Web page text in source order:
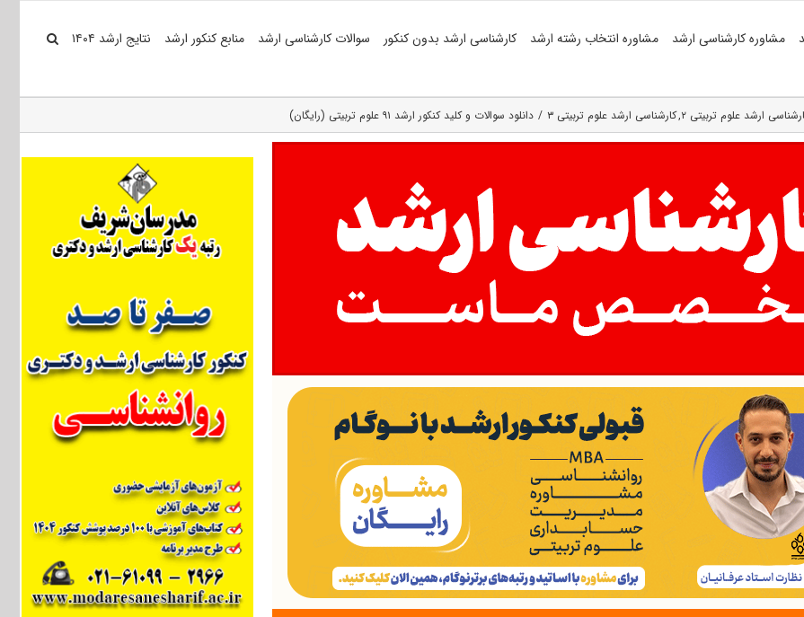
مشاوره کارشناسی ارشد مشاوره انتخاب رشته ارشد کارشناسی ارشد بدون کنکور سوالات کارشناسی ارشد منابع کنکور ارشد نتایج ارشد ۱۴۰۴
ارشد علوم تربیتی ۲ کارشناسی ارشد علوم تربیتی ۳ دانلود سوالات و کلید کنکور ارشد ۹۱ علوم تربیتی (رایگان)